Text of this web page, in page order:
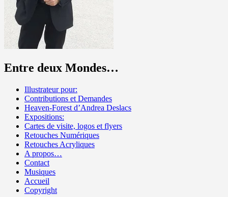
Entre deux Mondes…
Illustrateur pour:
Contributions et Demandes
Heaven-Forest d’Andrea Deslacs
Expositions:
Cartes de visite, logos et flyers
Retouches Numériques
Retouches Acryliques
A propos…
Contact
Musiques
Accueil
Copyright